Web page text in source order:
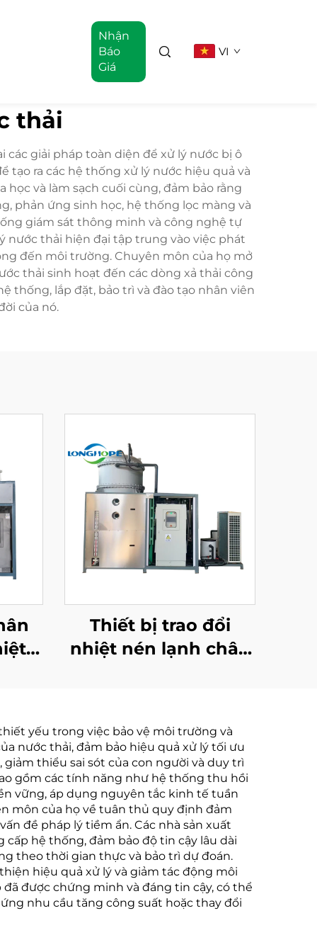
Nhận
Báo
Giá
VI
thải
các giải pháp toàn diện để xử lý nước bị ô
tạo ra các hệ thống xử lý nước hiệu quả và
học và làm sạch cuối cùng, đảm bảo rằng
phản ứng sinh học, hệ thống lọc màng và
giám sát thông minh và công nghệ tự
nước thải hiện đại tập trung vào việc phát
đến môi trường. Chuyên môn của họ mở
thải sinh hoạt đến các dòng xả thải công
thống, lắp đặt, bảo trì và đào tạo nhân viên
của nó.
Thiết bị trao đổi
nhiệt nén lạnh chân
yếu trong việc bảo vệ môi trường và
nước thải, đảm bảo hiệu quả xử lý tối ưu
thiểu sai sót của con người và duy trì
gồm các tính năng như hệ thống thu hồi
vững, áp dụng nguyên tắc kinh tế tuần
môn của họ về tuân thủ quy định đảm
đề pháp lý tiềm ẩn. Các nhà sản xuất
hệ thống, đảm bảo độ tin cậy lâu dài
theo thời gian thực và bảo trì dự đoán.
hiệu quả xử lý và giảm tác động môi
được chứng minh và đáng tin cậy, có thể
nhu cầu tăng công suất hoặc thay đổi